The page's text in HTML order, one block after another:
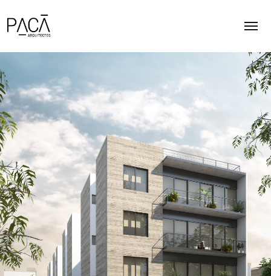
ACERCA
PROYECTOS
CONTACTO